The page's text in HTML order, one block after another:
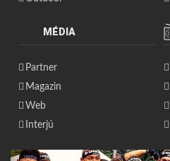
MÉDIA
Partner
Magazin
Web
Interjú